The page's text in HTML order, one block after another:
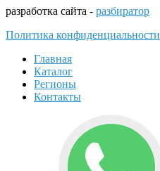
разработка сайта - разбиратор
Политика конфиденциальности
Главная
Каталог
Регионы
Контакты